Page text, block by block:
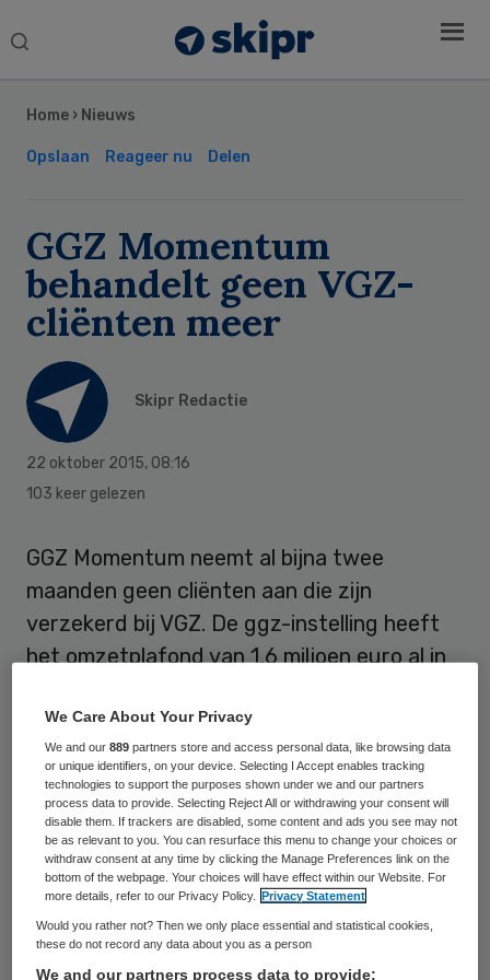
Search
Home › Nieuws
Opslaan Reageer nu Delen
GGZ Momentum
behandelt geen VGZ-
cliënten meer
Skipr Redactie
22 oktober 2015, 08:16
103 keer gelezen
GGZ Momentum neemt al bijna twee
maanden geen cliënten aan die zijn
verzekerd bij VGZ. De ggz-instelling heeft
het omzetplafond van 1,6 miljoen euro al in
behandelingen meer.
Dat meldt het actualiteitenprogramma
1Vandaagop 21 oktober. GGZ Momentum
heeft besloten zich niet meer aan de
doorleverplicht aan de verzekeraar te
houden, omdat het anders failliet dreigt te
gaan, zo claimt bestuurder en psychiater
Wim Schouten. In 2014 hebben de gratis
Sidebar
We Care About Your Privacy
We and our889 partners store and access personal data, like browsing data
or unique identifiers, on your device. Selecting I Accept enables tracking
technologies to support the purposes shown under we and our partners
process data to provide. Selecting Reject All or withdrawing your consent will
disable them. If trackers are disabled, some content and ads you see may not
be as relevant to you. You can resurface this menu to change your choices or
withdraw consent at any time by clicking the Manage Preferences link on the
bottom of the webpage. Your choices will have effect within our Website. For
more details, refer to our Privacy Policy.
Privacy Statement
Would you rather not? Then we only place essential and statistical cookies,
these do not record any data about you as a person
We and our partners process data to provide: